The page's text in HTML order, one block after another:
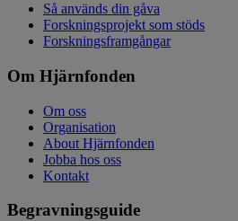
Så används din gåva
Forskningsprojekt som stöds
Forskningsframgångar
Om Hjärnfonden
Om oss
Organisation
About Hjärnfonden
Jobba hos oss
Kontakt
Begravningsguide